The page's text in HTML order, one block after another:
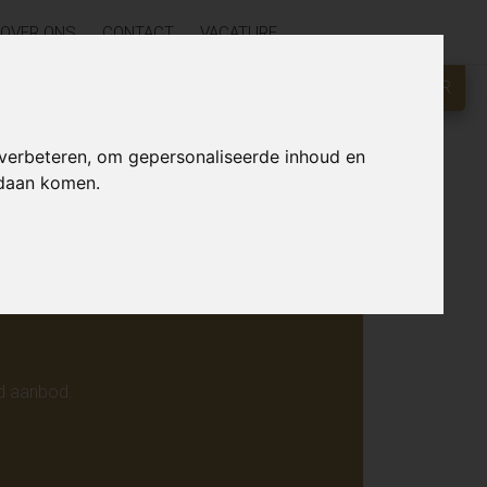
om gepersonaliseerde inhoud en
komen.
OVER ONS CONTACT VACATURE
KLIK HIER
online.
aanbod.